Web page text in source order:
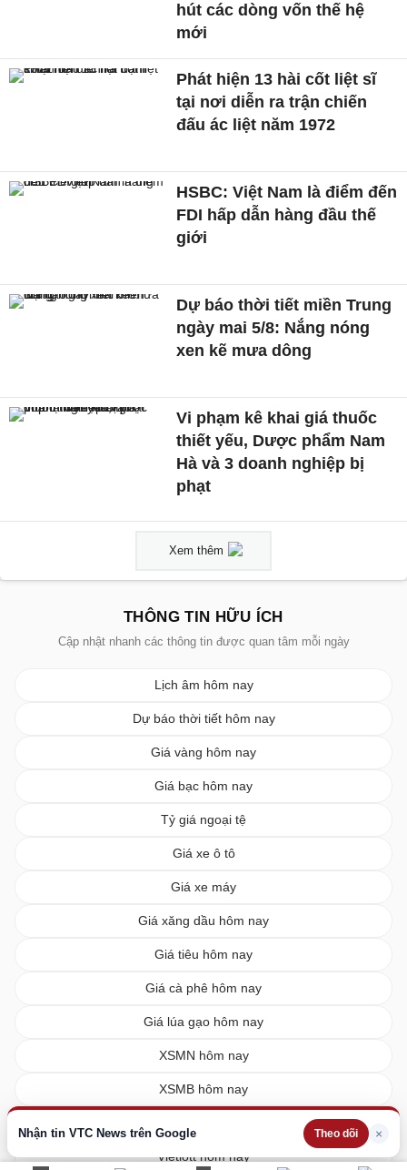
Nhận tin VTC News trên Google Theo dõi ×
hút các dòng vốn thế hệ
mới
Phát hiện 13 hài cốt liệt sĩ
tại nơi diễn ra trận chiến
đấu ác liệt năm 1972
HSBC: Việt Nam là điểm đến
FDI hấp dẫn hàng đầu thế
giới
Dự báo thời tiết miền Trung
ngày mai 5/8: Nắng nóng
xen kẽ mưa dông
Vi phạm kê khai giá thuốc
thiết yếu, Dược phẩm Nam
Hà và 3 doanh nghiệp bị
phạt
Xem thêm
THÔNG TIN HỮU ÍCH
Cập nhật nhanh các thông tin được quan tâm mỗi ngày
Lịch âm hôm nay
Dự báo thời tiết hôm nay
Giá vàng hôm nay
Giá bạc hôm nay
Tỷ giá ngoại tệ
Giá xe ô tô
Giá xe máy
Giá xăng dầu hôm nay
Giá tiêu hôm nay
Giá cà phê hôm nay
Giá lúa gạo hôm nay
XSMN hôm nay
XSMB hôm nay
Vietlott hôm nay